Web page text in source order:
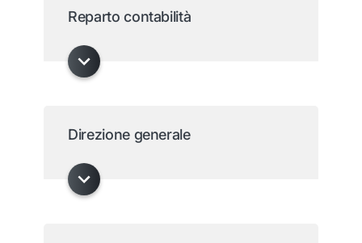
Reparto contabilità
Direzione generale